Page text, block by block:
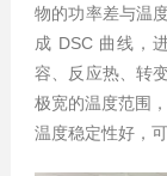
物的功率差与温
成 DSC 曲线，
容、反应热、转
极宽的温度范围
温度稳定性好，